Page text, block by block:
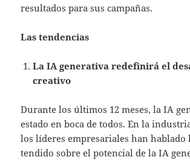
resultados para sus campañas.
Las tendencias
La IA generativa redefinirá el
creativo
Durante los últimos 12 meses, la IA
estado en boca de todos. En la
los líderes empresariales han hablado
tendido sobre el potencial de la IA